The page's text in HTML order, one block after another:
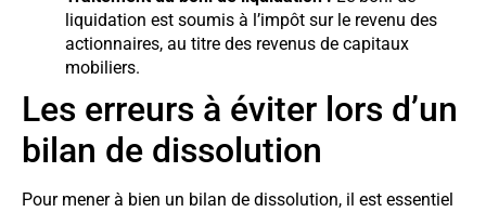
liquidation est soumis à l’impôt sur le revenu des
actionnaires, au titre des revenus de capitaux
mobiliers.
Les erreurs à éviter lors d’un
bilan de dissolution
Pour mener à bien un bilan de dissolution, il est essentiel